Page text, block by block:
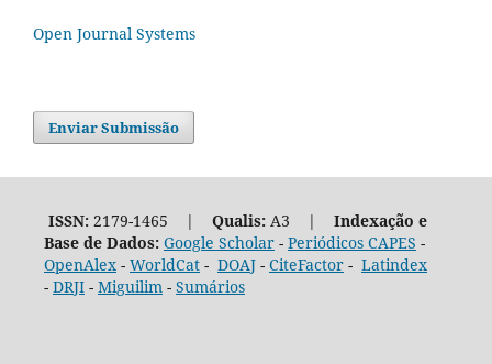
Open Journal Systems
Enviar Submissão
ISSN:2179-1465 | Qualis:A3 | Indexação e
Base de Dados: Google Scholar- Periódicos CAPES -
OpenAlex- WorldCat- DOAJ- CiteFactor- Latindex
- DRJI- Miguilim - Sumários